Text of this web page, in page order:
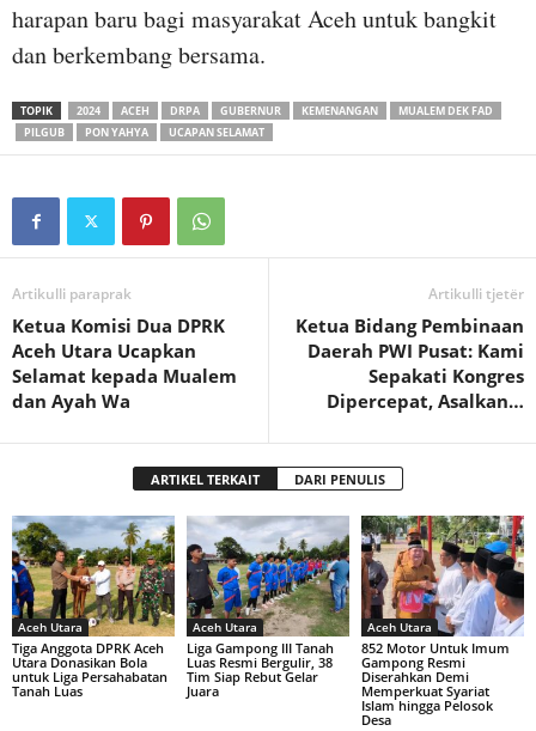
harapan baru bagi masyarakat Aceh untuk bangkit
dan berkembang bersama.
TOPIK 2024 ACEH DRPA GUBERNUR KEMENANGAN
MUALEM DEK FAD
PILGUB
PON YAHYA UCAPAN SELAMAT
Artikulli paraprak
Ketua Komisi Dua DPRK
Aceh Utara Ucapkan
Selamat kepada Mualem
dan Ayah Wa
Artikulli tjetër
Ketua Bidang Pembinaan
Daerah PWI Pusat: Kami
Sepakati Kongres
Dipercepat, Asalkan…
ARTIKEL TERKAIT DARI PENULIS
Aceh Utara
Tiga Anggota DPRK Aceh
Utara Donasikan Bola
untuk Liga Persahabatan
Tanah Luas
Aceh Utara
Liga Gampong III Tanah
Luas Resmi Bergulir, 38
Tim Siap Rebut Gelar
Juara
Aceh Utara
852 Motor Untuk Imum
Gampong Resmi
Diserahkan Demi
Memperkuat Syariat
Islam hingga Pelosok
Desa